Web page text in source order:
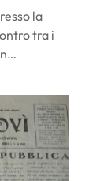
la
tra i